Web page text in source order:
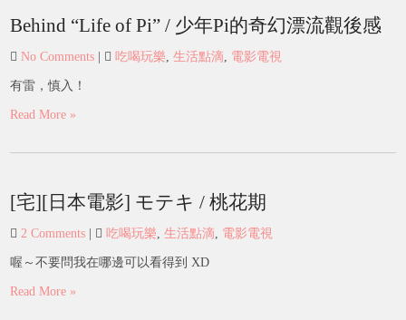
Behind “Life of Pi” / 少年Pi的奇幻漂流觀後感
No Comments 吃喝玩樂,生活點滴, 電影電視
有雷，慎入！
Read More »
[宅][日本電影] モテキ / 桃花期
2 Comments 吃喝玩樂,生活點滴, 電影電視
喔～不要問我在哪邊可以看得到 XD
Read More »